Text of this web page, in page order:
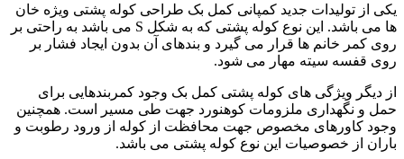
یکی از تولیدات جدید کمپانی کمل بک طراحی کوله پشتی ویژه خان
ها می باشد. این نوع کوله پشتی که به شکل S می باشد به راحتی بر
روی کمر خانم ها قرار می گیرد و بندهای آن بدون ایجاد فشار بر
روی قفسه سیته مهار می شود.
از دیگر ویژگی های کوله پشتی کمل بک وجود کمربندهایی برای
حمل و نگهداری ملزومات کوهنورد جهت طی مسیر است. همچنین
وجود کاورهای مخصوص جهت محافظت از کوله از ورود رطوبت و
باران از خصوصیات این نوع کوله پشتی می باشد.